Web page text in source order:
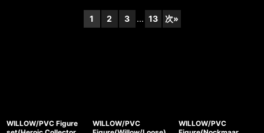
1 2 3 ... 13 次»
WILLOW/PVC Figure
WILLOW/PVC
WILLOW/PVC